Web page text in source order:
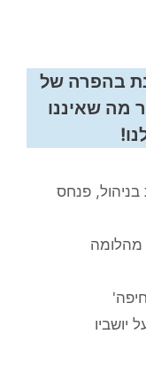
בהפרה של
מה שאיננו
,פנחס
מהלומה